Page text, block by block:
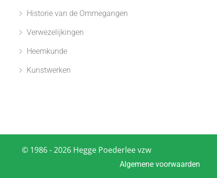
Historie van de Ommegangen
Verwezelijkingen
Heemkunde
Kunstwerken
© 1986 - 2026 Hegge Poederlee vzw
Algemene voorwaarden